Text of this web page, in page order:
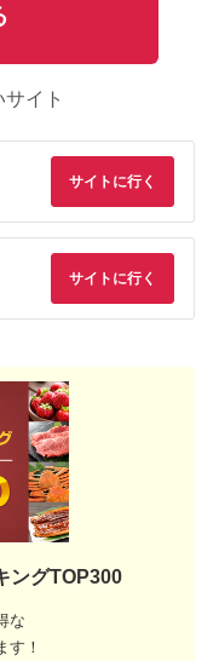
イト
サイトに行く
サイトに行く
ングTOP300
な
す！